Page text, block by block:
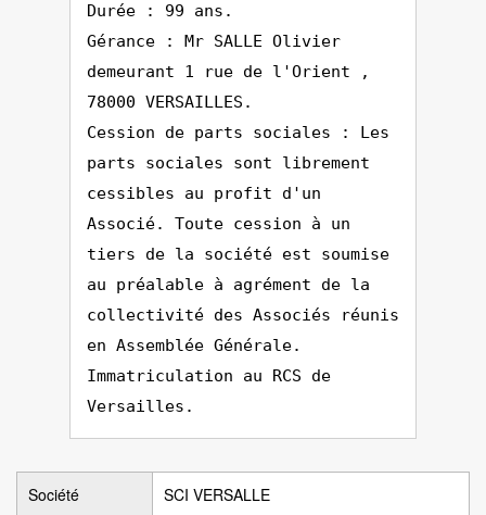
Durée : 99 ans.
Gérance : Mr SALLE Olivier
demeurant 1 rue de l'Orient ,
78000 VERSAILLES.
Cession de parts sociales : Les
parts sociales sont librement
cessibles au profit d'un
Associé. Toute cession à un
tiers de la société est soumise
au préalable à agrément de la
collectivité des Associés réunis
en Assemblée Générale.
Immatriculation au RCS de
Versailles.
Société SCI VERSALLE